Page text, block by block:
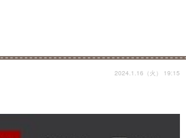
2024.1.16（火） 19:15